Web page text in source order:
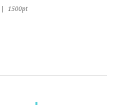
1500pt